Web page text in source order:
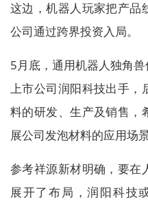
这边，机器人玩家把产品
公司通过跨界投资入局。
5月底，通用机器人独角
上市公司润阳科技出手，
料的研发、生产及销售，
展公司发泡材料的应用场景
参考祥源新材明确，要在
展开了布局，润阳科技